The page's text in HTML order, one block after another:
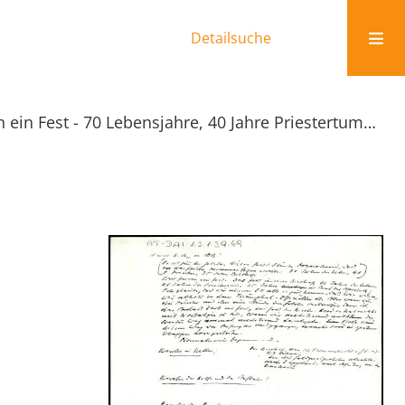
Detailsuche
Wir feiern ein Fest - 70 Lebensjahre, 40 Jahre Priestertum, 35 Jahre im Amt